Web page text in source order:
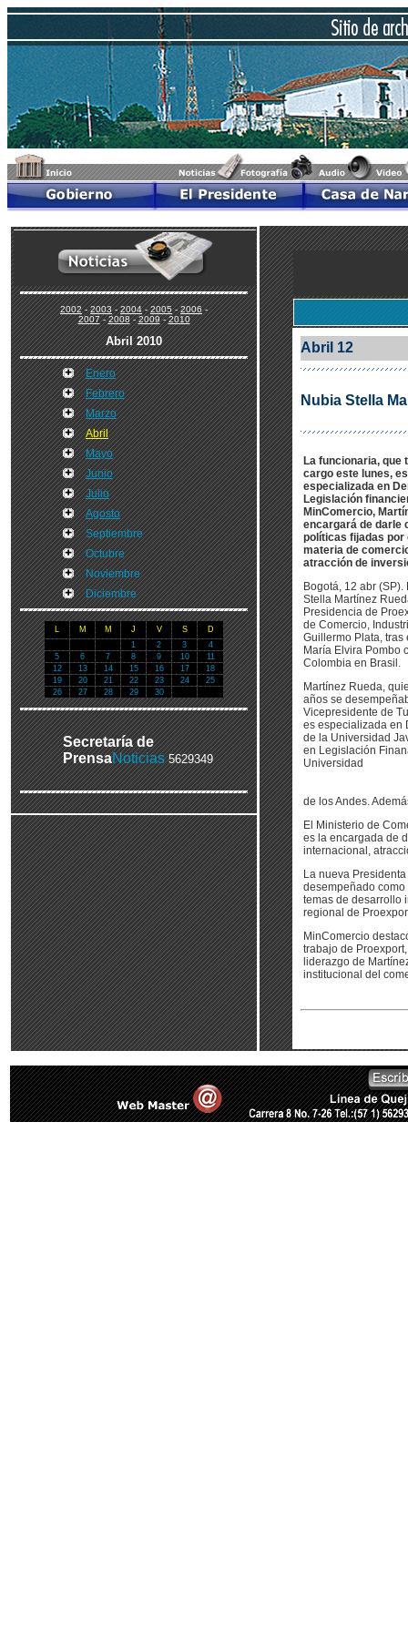
2002-2003-2004-2005-2006-
2007-2008-2009-2010
Abril 2010
Enero
Febrero
Marzo
Abril
Mayo
Junio
Julio
Agosto
Septiembre
Octubre
Noviembre
Diciembre
L M M J V S
D
1
2 3
4
5
6 7 8 9 10
11
12
13 14 15 16 17
18
19
20 21 22 23 24
25
26
27 28 29 30
Secretaría de
PrensaNoticias 5629349
Abril 12
Nubia Stella
La funcionaria, que
cargo este lunes,
especializada en
Legislación
MinComercio,
encargará de darle
políticas fijadas por
materia de
atracción de
Bogotá, 12 abr
Stella Martínez
Presidencia de
de Comercio,
Guillermo Plata,
María Elvira Pombo
Colombia en Brasil.
Martínez Rueda,
años se
Vicepresidente de
es especializada en
de la Universidad
en Legislación
Universidad
de los Andes.
El Ministerio de
es la encargada de
internacional,
La nueva
desempeñado
temas de desarrollo
regional de
MinComercio
trabajo de
liderazgo de
institucional del